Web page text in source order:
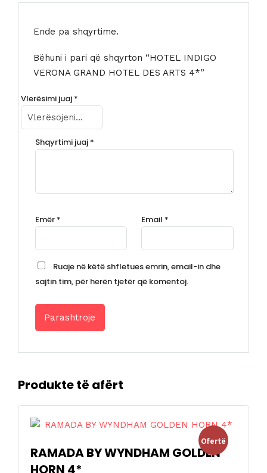
Ende pa shqyrtime.
Bëhuni i pari që shqyrton “HOTEL INDIGO
VERONA GRAND HOTEL DES ARTS 4*”
Vlerësimi juaj *
Shqyrtimi juaj *
Emër * Email *
Ruaje në këtë shfletues emrin, email-in dhe
sajtin tim, për herën tjetër që komentoj.
Produkte të afërt
Ofertë
RAMADA BY WYNDHAM GOLDEN
HORN 4*